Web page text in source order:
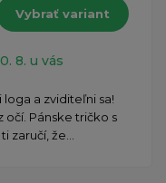
Vybrať variant
8. u vás
a zviditeľni sa!
očí. Pánske tričko s
že...